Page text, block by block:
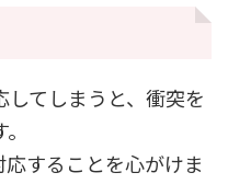
てしまうと、衝突を
することを心がけま